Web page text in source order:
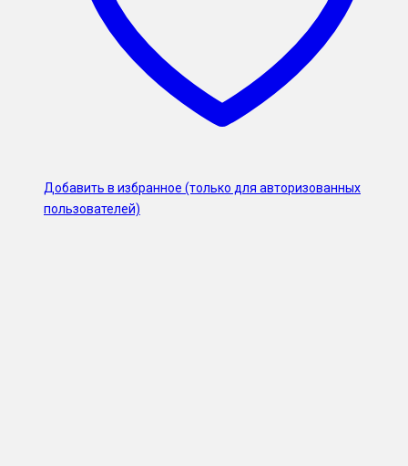
Добавить в избранное (только для авторизованных
пользователей)